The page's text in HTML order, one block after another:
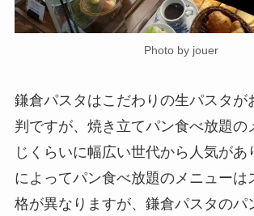
Photo by jouer
鎌倉パスタはこだわりの生パスタが
判ですが、焼き立てパン食べ放題の
じくらいに幅広い世代から人気があ
によってパン食べ放題のメニューは
格が異なりますが、鎌倉パスタのパ